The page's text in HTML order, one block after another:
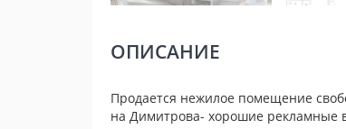
ОПИСАНИЕ
Продается нежилое помещение
на Димитрова- хорошие рекламные